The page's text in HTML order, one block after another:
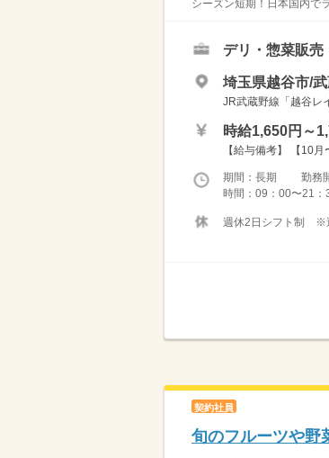
シーズン短期！日本国内で
デリ・惣菜販売
埼玉県越谷市/
JR武蔵野線「越谷レ
時給1,650円～
【給与備考】 【10
期間：長期 勤務開
時間：09：00〜21
週休2日シフト制 ※
契約社員
旬のフルーツや野